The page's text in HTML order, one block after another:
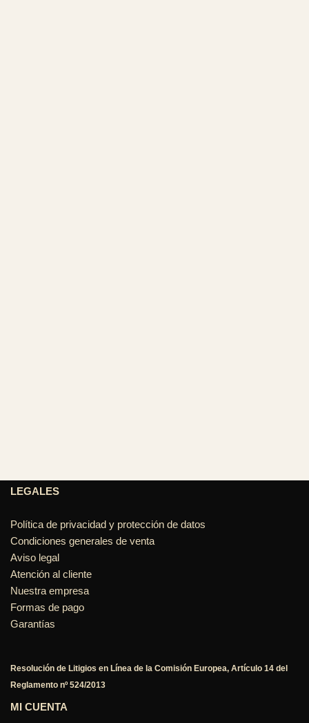
LEGALES
Política de privacidad y protección de datos
Condiciones generales de venta
Aviso legal
Atención al cliente
Nuestra empresa
Formas de pago
Garantías
Resolución de Litigios en Línea de la Comisión Europea, Artículo 14 del
Reglamento nº 524/2013
MI CUENTA